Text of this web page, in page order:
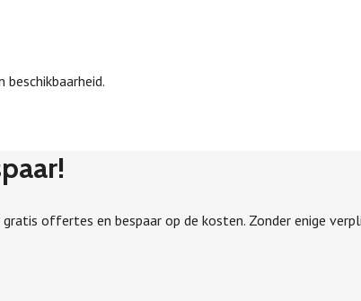
gratis offertes en bespaar op de kosten. Zonder enige